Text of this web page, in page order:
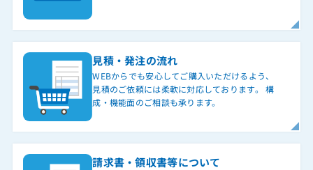
見積・発注の流れ
WEBからでも安心してご購入いただけるよう、
見積のご依頼には柔軟に対応しております。 構
成・機能面のご相談も承ります。
請求書・領収書等について